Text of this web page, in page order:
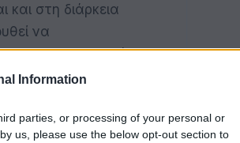
Information
parties, or processing of your personal or
us, please use the below opt-out section to
και στη διάρκεια
να
τα δημοσιονομικά
την